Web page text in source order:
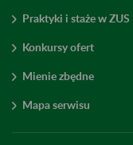
Praktyki i staże w ZUS
Konkursy ofert
Mienie zbędne
Mapa serwisu